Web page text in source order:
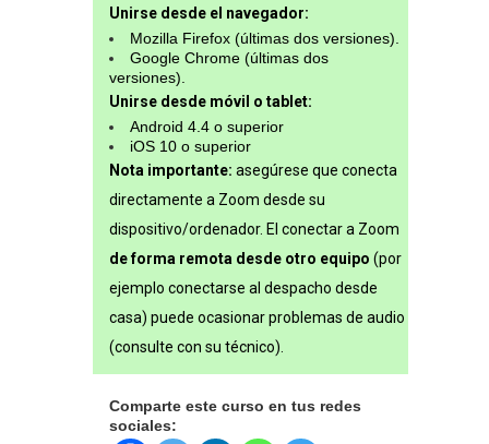
Unirse desde el navegador:
Mozilla Firefox (últimas dos versiones).
Google Chrome (últimas dos
versiones).
Unirse desde móvil o tablet:
Android 4.4 o superior
iOS 10 o superior
Nota importante: asegúrese que conecta
directamente a Zoom desde su
dispositivo/ordenador. El conectar a Zoom
de forma remota desde otro equipo (por
ejemplo conectarse al despacho desde
casa) puede ocasionar problemas de audio
(consulte con su técnico).
Comparte este curso en tus redes
sociales: